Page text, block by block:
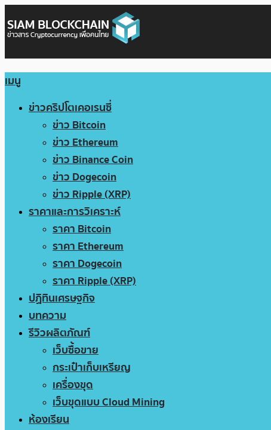
เมนู
ข่าวคริปโตเคอเรนซี่
ข่าว Bitcoin
ข่าว Ethereum
ข่าว Binance Coin
ข่าว Dogecoin
ข่าว Ripple (XRP)
ราคาและการวิเคราะห์
ราคา Bitcoin
ราคา Ethereum
ราคา Dogecoin
ราคา Ripple (XRP)
ปฏิทินเศรษฐกิจ
บทความ
รีวิวผลิตภัณฑ์
เว็บซื้อขาย
กระเป๋าเก็บเหรียญ
เครื่องขุด
เว็บขุดแบบ Cloud Mining
ห้องเรียน